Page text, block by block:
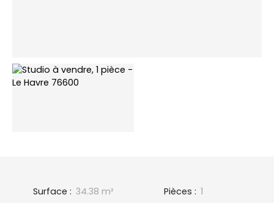
Surface : 34.38 m² Pièces : 1